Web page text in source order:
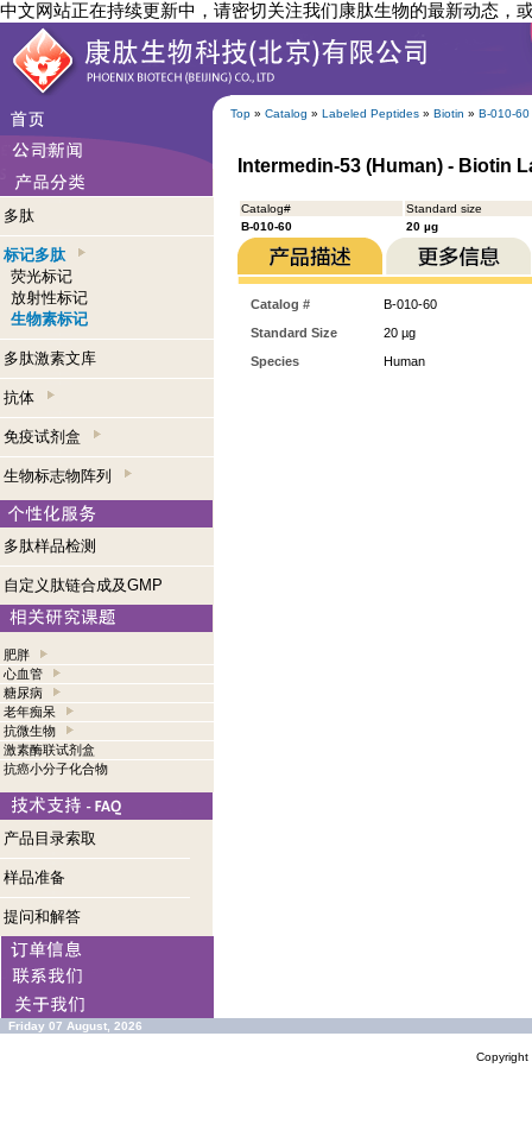
中文网站正在持续更新中，请密切关注我们康肽生物的最新动态，
Top » Catalog » Labeled Peptides » Biotin » B-010-60
多肽
标记多肽
荧光标记
放射性标记
生物素标记
多肽激素文库
抗体
免疫试剂盒
生物标志物阵列
多肽样品检测
自定义肽链合成及GMP
肥胖
心血管
糖尿病
老年痴呆
抗微生物
激素酶联试剂盒
抗癌小分子化合物
产品目录索取
样品准备
提问和解答
Intermedin-53 (Human) - Biotin
Catalog#
Standard size
B-010-60
20 µg
Catalog #
B-010-60
Standard Size
20 µg
Species
Human
Friday 07 August, 2026